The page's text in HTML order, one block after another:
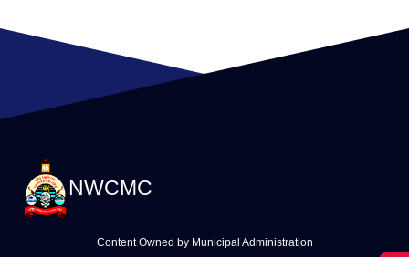
NWCMC
Content Owned by Municipal Administration